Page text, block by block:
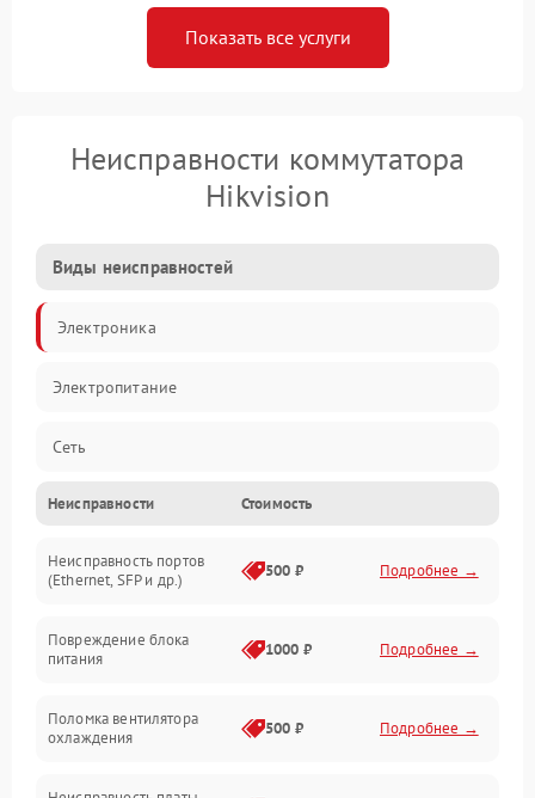
Показать все услуги
Неисправности коммутатора
Hikvision
Виды неисправностей
Электроника
Электропитание
Сеть
Механические повреждения
Неисправности Стоимость
Неисправность портов
(Ethernet, SFP и др.)
500 ₽ Подробнее →
Повреждение блока
питания
1000 ₽ Подробнее →
Поломка вентилятора
охлаждения
500 ₽ Подробнее →